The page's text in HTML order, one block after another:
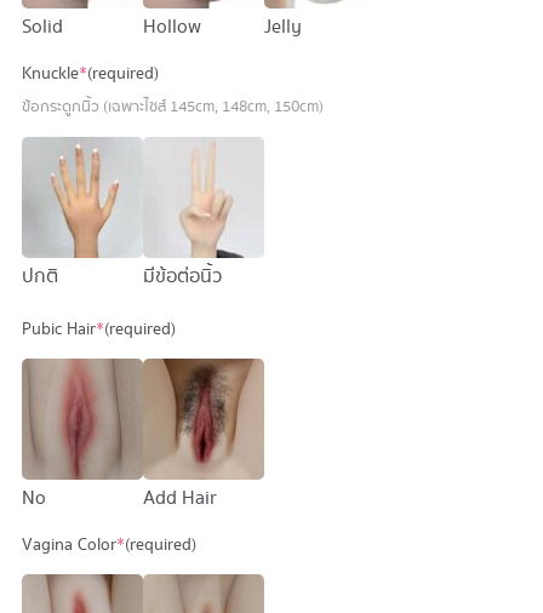
Solid Hollow Jelly
Knuckle*(required)
ข้อกระดูกนิ้ว (เฉพาะไซส์ 145cm, 148cm, 150cm)
ปกติ มีข้อต่อนิ้ว
Pubic Hair*(required)
No Add Hair
Vagina Color*(required)